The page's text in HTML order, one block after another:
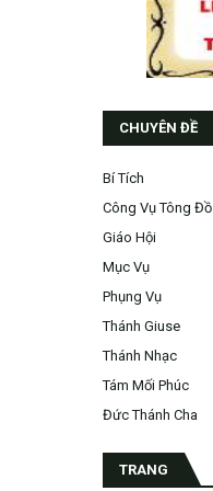
CHUYÊN ĐỀ
Bí Tích
Công Vụ Tông Đồ
Giáo Hội
Mục Vụ
Phụng Vụ
Thánh Giuse
Thánh Nhạc
Tám Mối Phúc
Đức Thánh Cha
TRANG